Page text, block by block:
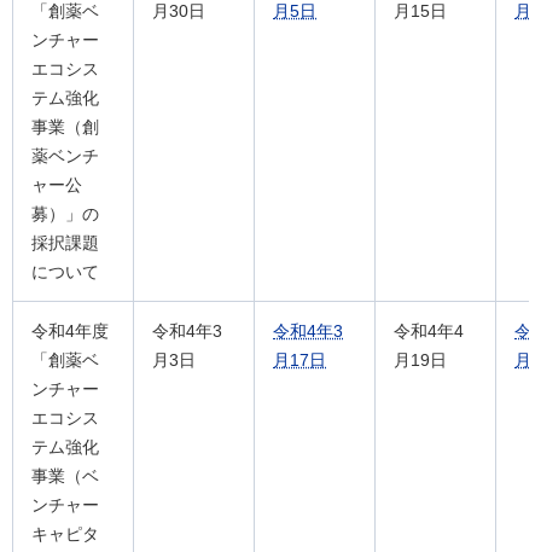
「創薬ベ
ンチャー
エコシス
テム強化
事業（創
薬ベンチ
ャー公
募）」の
採択課題
について
月30日
月5日
月15日
月
令和4年度
「創薬ベ
ンチャー
エコシス
テム強化
事業（ベ
ンチャー
キャピタ
令和4年3
月3日
令和4年3
月17日
令和4年4
月19日
令
月